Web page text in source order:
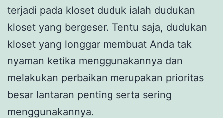
terjadi pada kloset duduk ialah dudukan
kloset yang bergeser. Tentu saja, dudukan
kloset yang longgar membuat Anda tak
nyaman ketika menggunakannya dan
melakukan perbaikan merupakan prioritas
besar lantaran penting serta sering
menggunakannya.